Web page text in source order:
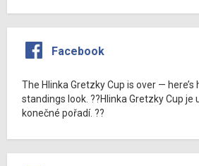
Facebook
The Hlinka Gretzky Cup is over — here’s
standings look. ??Hlinka Gretzky Cup je
konečné pořadí. ??